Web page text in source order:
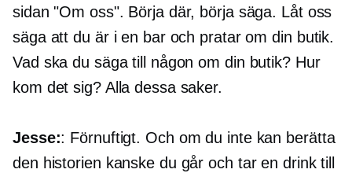
sidan "Om oss". Börja där, börja säga. Låt oss
säga att du är i en bar och pratar om din butik.
Vad ska du säga till någon om din butik? Hur
kom det sig? Alla dessa saker.
Jesse:: Förnuftigt. Och om du inte kan berätta
den historien kanske du går och tar en drink till